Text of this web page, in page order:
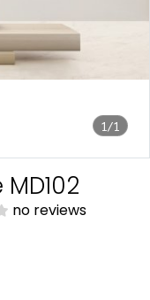
1/1
no reviews